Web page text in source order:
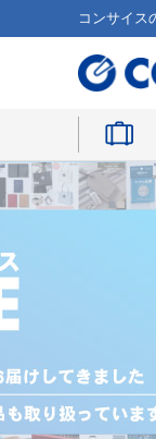
コンサイス